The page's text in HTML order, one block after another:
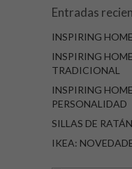
Entradas
INSPIRING
INSPIRING
TRADICIONAL
INSPIRING
PERSONALIDAD
SILLAS DE
IKEA: